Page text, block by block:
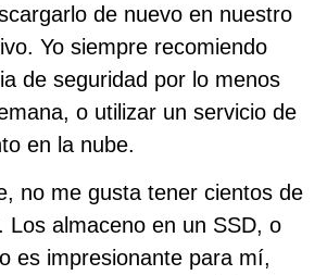
de nuevo en nuestro
Yo siempre recomiendo
de seguridad por lo menos
o utilizar un servicio de
en la nube.
no me gusta tener cientos de
Los almaceno en un SSD, o
es impresionante para mí,